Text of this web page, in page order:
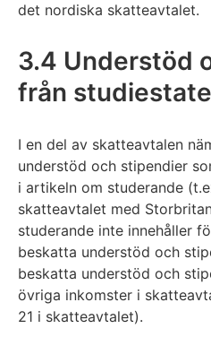
det nordiska skatteavtalet.
3.4 Understöd
från
I en del av skatteavtalen
understöd och stipendier
i artikeln om studerande
skatteavtalet med
studerande inte innehåller
beskatta understöd och
beskatta understöd och
övriga inkomster i
21 i skatteavtalet).